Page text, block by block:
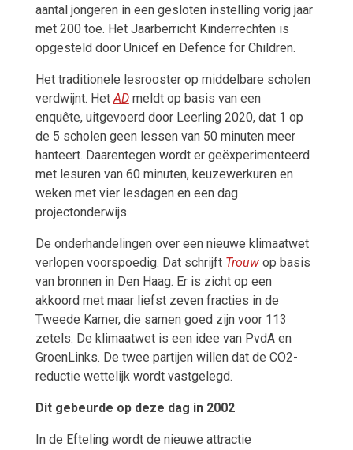
aantal jongeren in een gesloten instelling vorig jaar
met 200 toe. Het Jaarberricht Kinderrechten is
opgesteld door Unicef en Defence for Children.
Het traditionele lesrooster op middelbare scholen
verdwijnt. HetADmeldt op basis van een
enquête, uitgevoerd door Leerling 2020, dat 1 op
de 5 scholen geen lessen van 50 minuten meer
hanteert. Daarentegen wordt er geëxperimenteerd
met lesuren van 60 minuten, keuzewerkuren en
weken met vier lesdagen en een dag
projectonderwijs.
De onderhandelingen over een nieuwe klimaatwet
verlopen voorspoedig. Dat schrijft Trouwop basis
van bronnen in Den Haag. Er is zicht op een
akkoord met maar liefst zeven fracties in de
Tweede Kamer, die samen goed zijn voor 113
zetels. De klimaatwet is een idee van PvdA en
GroenLinks. De twee partijen willen dat de CO2-
reductie wettelijk wordt vastgelegd.
Dit gebeurde op deze dag in 2002
In de Efteling wordt de nieuwe attractie